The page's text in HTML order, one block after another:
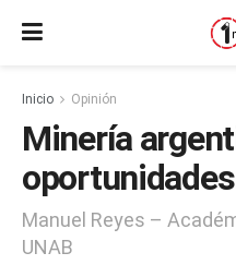
Inicio Opinión
Minería
Manuel Reyes –
UNAB